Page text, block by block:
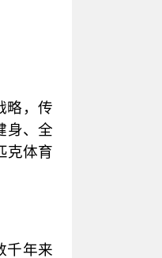
略，传
身、全
克体育
千年来